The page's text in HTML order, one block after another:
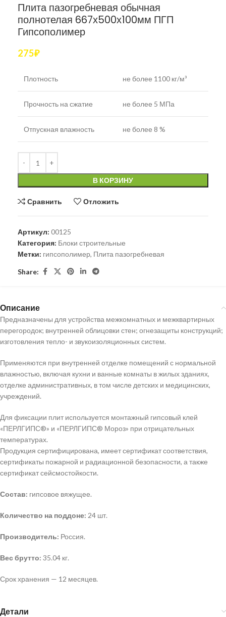
Плита пазогребневая обычная
полнотелая 667х500х100мм ПГП
Гипсополимер
275₽
Плотность не более 1100 кг/м³
Прочность на сжатие не более 5 МПа
Отпускная влажность не более 8 %
В КОРЗИНУ
Сравнить Отложить
Артикул: 00125
Категория: Блоки строительные
Метки: гипсополимер, Плита пазогребневая
Share:
Описание
Предназначены для устройства межкомнатных и межквартирных
перегородок; внутренней облицовки стен; огнезащиты конструкций;
изготовления тепло- и звукоизоляционных систем.
Применяются при внутренней отделке помещений с нормальной
влажностью, включая кухни и ванные комнаты в жилых зданиях,
отделке административных, в том числе детских и медицинских,
учреждений.
Для фиксации плит используется монтажный гипсовый клей
«ПЕРЛГИПС®» и «ПЕРЛГИПС® Мороз» при отрицательных
температурах.
Продукция сертифицирована, имеет сертификат соответствия,
сертификаты пожарной и радиационной безопасности, а также
сертификат сейсмостойкости.
Состав: гипсовое вяжущее.
Количество на поддоне: 24 шт.
Производитель: Россия.
Вес брутто: 35.04 кг.
Срок хранения — 12 месяцев.
Детали